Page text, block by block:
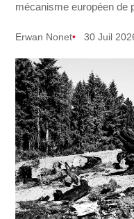
mécanisme européen de
Erwan Nonet 30 Juil